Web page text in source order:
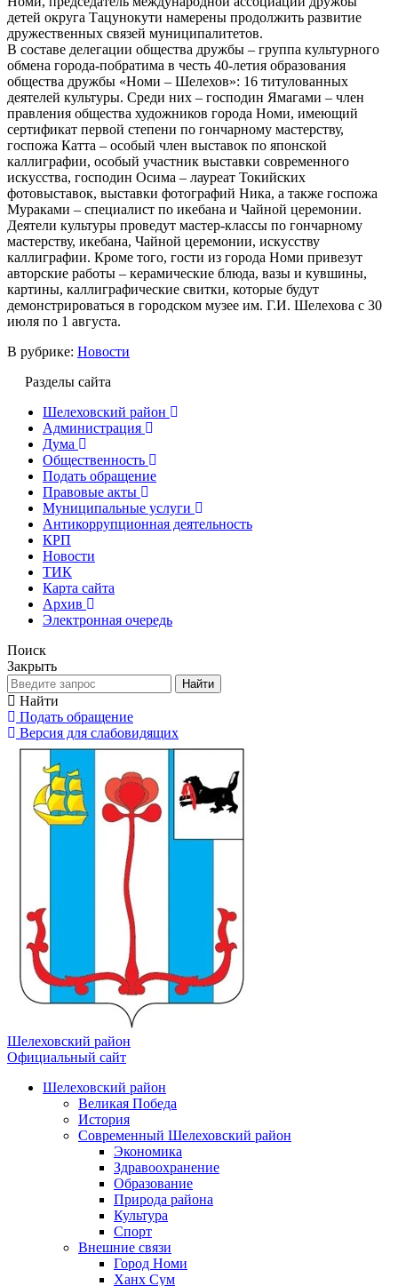
детей округа Тацунокути намерены продолжить развитие
дружественных связей муниципалитетов.
В составе делегации общества дружбы – группа культурного
обмена города-побратима в честь 40-летия образования
общества дружбы «Номи – Шелехов»: 16 титулованных
деятелей культуры. Среди них – господин Ямагами – член
правления общества художников города Номи, имеющий
сертификат первой степени по гончарному мастерству,
госпожа Катта – особый член выставок по японской
каллиграфии, особый участник выставки современного
искусства, господин Осима – лауреат Токийских
фотовыставок, выставки фотографий Ника, а также госпожа
Мураками – специалист по икебана и Чайной церемонии.
Деятели культуры проведут мастер-классы по гончарному
мастерству, икебана, Чайной церемонии, искусству
каллиграфии. Кроме того, гости из города Номи привезут
авторские работы – керамические блюда, вазы и кувшины,
картины, каллиграфические свитки, которые будут
демонстрироваться в городском музее им. Г.И. Шелехова с 30
июля по 1 августа.
В рубрике: Новости
Разделы сайта
Шелеховский район
Администрация
Дума
Общественность
Подать обращение
Правовые акты
Муниципальные услуги
Антикоррупционная деятельность
КРП
Новости
ТИК
Карта сайта
Архив
Электронная очередь
Поиск
Закрыть
Найти
Найти
Подать обращение
Версия для слабовидящих
Шелеховский район
Официальный сайт
Шелеховский район
Великая Победа
История
Современный Шелеховский район
Экономика
Здравоохранение
Образование
Природа района
Культура
Спорт
Внешние связи
Город Номи
Ханх Сум